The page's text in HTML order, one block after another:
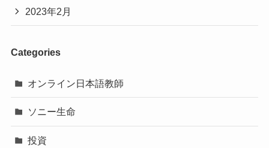
2023年2月
Categories
オンライン日本語教師
ソニー生命
投資